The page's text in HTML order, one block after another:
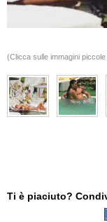
(Clicca sulle immagini
Ti è piaciuto?